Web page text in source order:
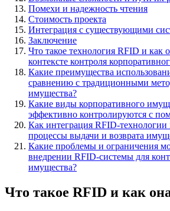
Помехи и надежность чтения
Стоимость проекта
Интеграция с существующими
Заключение
Что такое технология RFID и как
контексте контроля
Какие преимущества
сравнению с традиционными
имущества?
Какие виды корпоративного
эффективно контролируются с
Как интеграция RFID-технологии
процессы выдачи и возврата
Какие проблемы и ограничения
внедрении RFID-системы для
имущества?
Что такое RFID и как